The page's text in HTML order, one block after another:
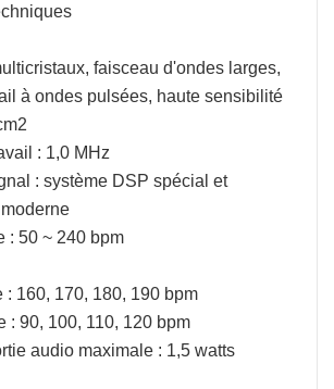
faisceau d'ondes larges,
à ondes pulsées, haute sensibilité
: 1,0 MHz
: système DSP spécial et
: 50 ~ 240 bpm
170, 180, 190 bpm
100, 110, 120 bpm
audio maximale : 1,5 watts